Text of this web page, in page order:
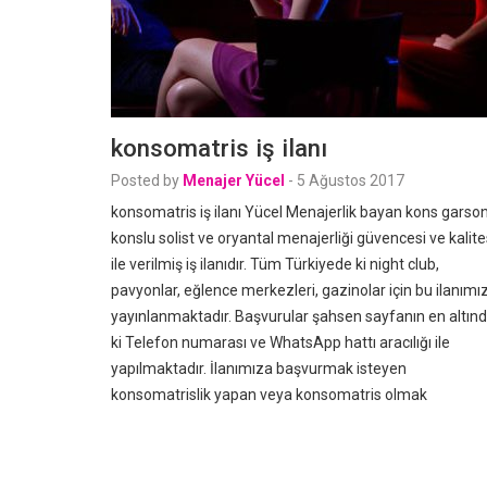
konsomatris iş ilanı
Posted by Menajer Yücel - 5 Ağustos 2017
konsomatris iş ilanı Yücel Menajerlik bayan kons
konslu solist ve oryantal menajerliği güvencesi ve
ile verilmiş iş ilanıdır. Tüm Türkiyede ki night club,
pavyonlar, eğlence merkezleri, gazinolar için bu ilanımız
yayınlanmaktadır. Başvurular şahsen sayfanın en
ki Telefon numarası ve WhatsApp hattı aracılığı ile
yapılmaktadır. İlanımıza başvurmak isteyen
konsomatrislik yapan veya konsomatris olmak